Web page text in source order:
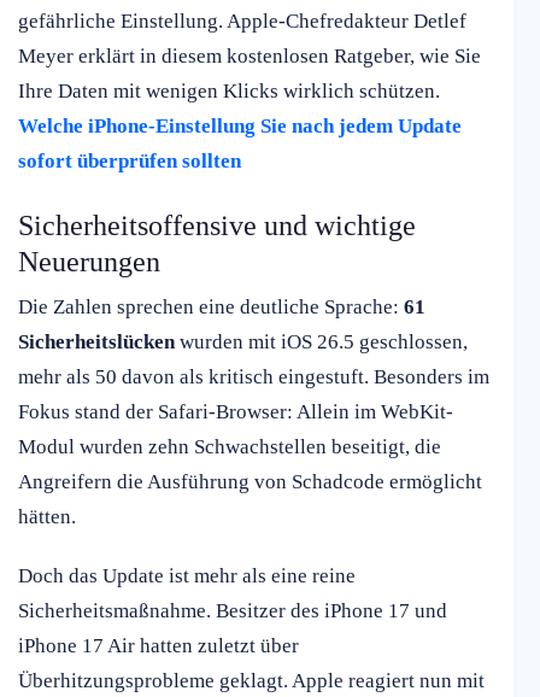
gefährliche Einstellung. Apple-Chefredakteur Detlef
Meyer erklärt in diesem kostenlosen Ratgeber, wie Sie
Ihre Daten mit wenigen Klicks wirklich schützen.
Welche iPhone-Einstellung Sie nach jedem Update
sofort überprüfen sollten
Sicherheitsoffensive und wichtige
Neuerungen
Die Zahlen sprechen eine deutliche Sprache: 61
Sicherheitslückenwurden mit iOS 26.5 geschlossen,
mehr als 50 davon als kritisch eingestuft. Besonders im
Fokus stand der Safari-Browser: Allein im WebKit-
Modul wurden zehn Schwachstellen beseitigt, die
Angreifern die Ausführung von Schadcode ermöglicht
hätten.
Doch das Update ist mehr als eine reine
Sicherheitsmaßnahme. Besitzer des iPhone 17 und
iPhone 17 Air hatten zuletzt über
Überhitzungsprobleme geklagt. Apple reagiert nun mit